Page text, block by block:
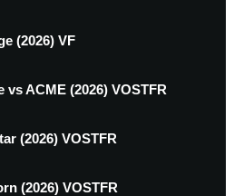
(2026) VF
ACME (2026) VOSTFR
(2026) VOSTFR
(2026) VOSTFR